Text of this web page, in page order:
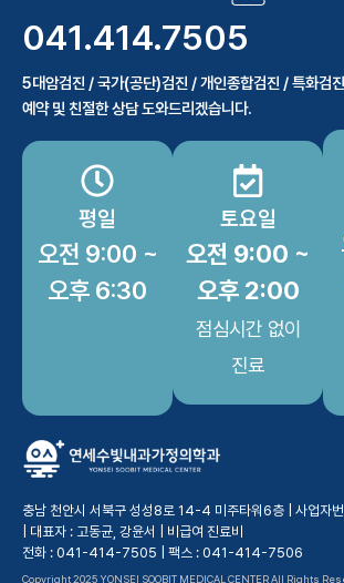
041.414.7505
5대암검진 / 국가(공단)검진 / 개인종합검진 / 특화검진
예약 및 친절한 상담 도와드리겠습니다.
평일
오전 9:00 ~
오후 6:30
토요일
오전 9:00 ~
오후 2:00
점심시간 없이
진료
충남 천안시 서북구 성성8로 14-4 미주타워6층 | 사업
| 대표자 : 고동균, 강윤서 | 비급여 진료비
전화 : 041-414-7505 | 팩스 : 041-414-7506
Copyright 2025 YONSEI SOOBIT MEDICAL CENTER All Rights